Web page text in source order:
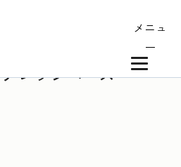
メニュ
ー
ナレッジベース